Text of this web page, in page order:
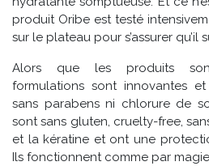
produit Oribe est testé
sur le plateau pour s’assurer qu’il
Alors que les produits
formulations sont innovantes
sans parabens ni chlorure de
sont sans gluten, cruelty-free,
et la kératine et ont une
Ils fonctionnent comme par